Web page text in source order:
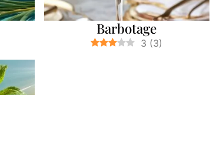
Barbotage
3 (3)